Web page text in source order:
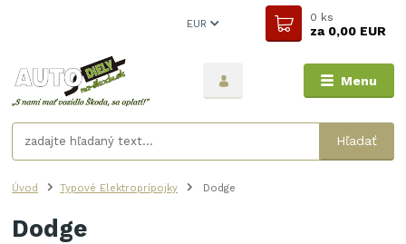
Menu
EUR
Hľadať
0 ks
za0,00 EUR
Úvod Typové Elektroprípojky Dodge
Dodge